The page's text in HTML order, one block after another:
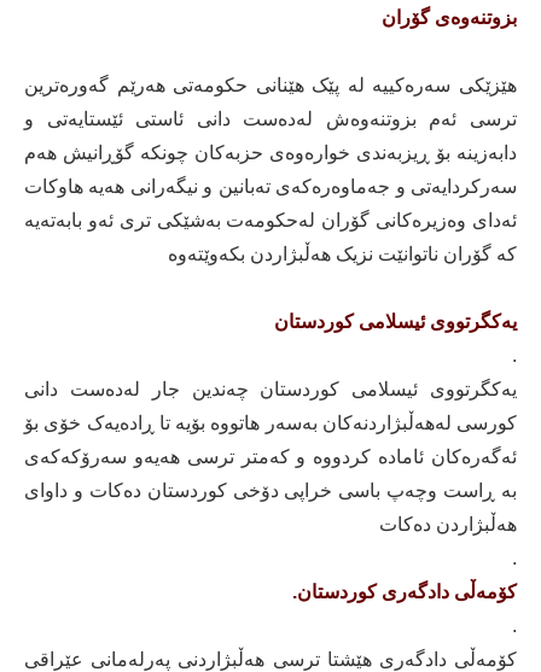
بزوتنەوەی گۆران
هێزێکی سەرەکییە لە پێک هێنانی حکومەتی هەرێم گەورەترین
ترسی ئەم بزوتنەوەش لەدەست دانی ئاستی ئێستایەتی و
دابەزینە بۆ ڕیزبەندی خوارەوەی حزبەکان چونکە گۆڕانیش هەم
سەرکردایەتی و جەماوەرەکەی تەبانین و نیگەرانی هەیە هاوکات
ئەدای وەزیرەکانی گۆران لەحکومەت بەشێکی تری ئەو بابەتەیە
کە گۆران ناتوانێت نزیک هەڵبژاردن بکەوێتەوە
یەکگرتووی ئیسلامی کوردستان
.
یەکگرتووی ئیسلامی کوردستان چەندین جار لەدەست دانی
کورسی لەهەڵبژاردنەکان بەسەر هاتووە بۆیە تا ڕادەیەک خۆی بۆ
ئەگەرەکان ئامادە کردووە و کەمتر ترسی هەیەو سەرۆکەکەی
بە ڕاست وچەپ باسی خراپی دۆخی کوردستان دەکات و داوای
هەڵبژاردن دەکات
.
کۆمەڵی دادگەری کوردستان.
.
کۆمەڵی دادگەری هێشتا ترسی هەڵبژاردنی پەرلەمانی عێراقی